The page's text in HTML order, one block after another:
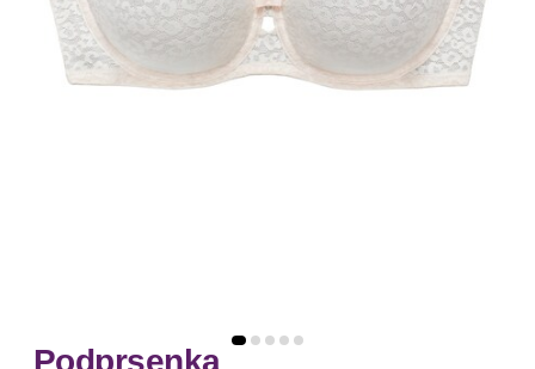
Podprsenka